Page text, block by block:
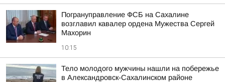
Погрануправление ФСБ на Сахалине
возглавил кавалер ордена Мужества Сергей
Махорин
10:15
Тело молодого мужчины нашли на побережье
в Александровск-Сахалинском районе